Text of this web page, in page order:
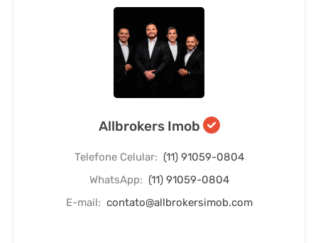
Allbrokers Imob
Telefone Celular: (11) 91059-0804
WhatsApp: (11) 91059-0804
E-mail: contato@allbrokersimob.com